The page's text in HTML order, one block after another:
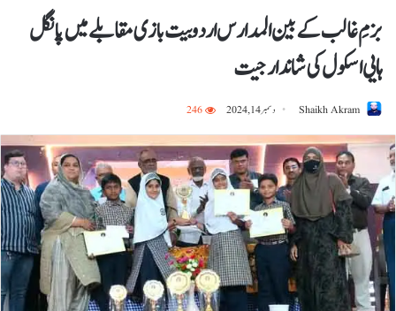
بزمِ غالب کے بین المدارس اردو بیت بازی مقابلے میں پانگل
ہایی اسکول کی شاندار جیت
Shaikh Akram دسمبر 14, 2024 246